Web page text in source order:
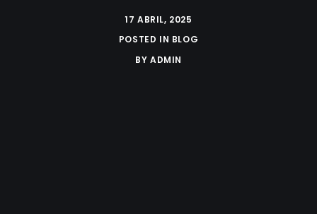
17 ABRIL, 2025
POSTED IN BLOG
BY ADMIN